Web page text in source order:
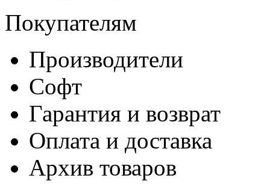
Покупателям
Производители
Софт
Гарантия и возврат
Оплата и доставка
Архив товаров